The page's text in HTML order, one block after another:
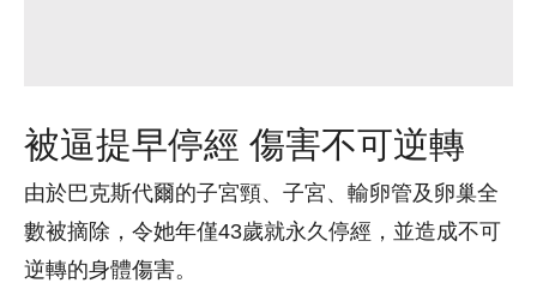
被逼提早停經 傷害不可逆轉
由於巴克斯代爾的子宮頸、子宮、輸卵管及卵巢全
數被摘除，令她年僅43歲就永久停經，並造成不可
逆轉的身體傷害。